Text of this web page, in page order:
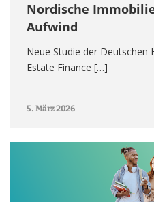
Nordische
Aufwind
Neue Studie der Deutschen
Estate Finance […]
5. März 2026